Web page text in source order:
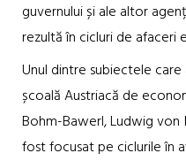
guvernului și ale altor
rezultă în cicluri de afaceri
Unul dintre subiectele
școală Austriacă de
Bohm-Bawerl, Ludwig von
fost focusat pe ciclurile în